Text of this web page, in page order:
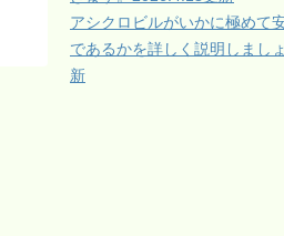
アシクロビルがいかに極めて
であるかを詳しく説明しまし
新